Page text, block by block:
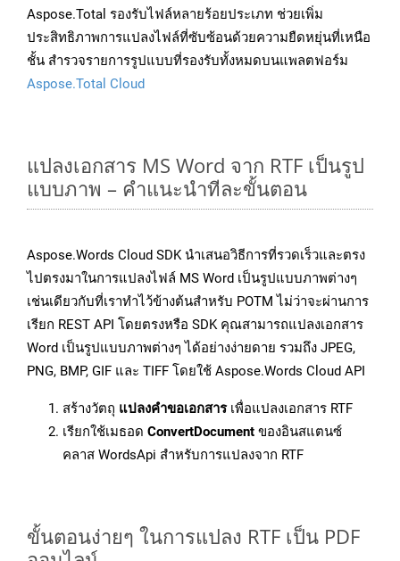
Aspose.Total รองรับไฟล์หลายร้อยประเภท ช่วยเพิ่ม
ประสิทธิภาพการแปลงไฟล์ที่ซับซ้อนด้วยความยืดหยุ่นที่เหนือ
ชั้น สำรวจรายการรูปแบบที่รองรับทั้งหมดบนแพลตฟอร์ม
Aspose.Total Cloud
แปลงเอกสาร MS Word จาก RTF เป็นรูป
แบบภาพ – คำแนะนำทีละขั้นตอน
Aspose.Words Cloud SDK นำเสนอวิธีการที่รวดเร็วและตรง
ไปตรงมาในการแปลงไฟล์ MS Word เป็นรูปแบบภาพต่างๆ
เช่นเดียวกับที่เราทำไว้ข้างต้นสำหรับ POTM ไม่ว่าจะผ่านการ
เรียก REST API โดยตรงหรือ SDK คุณสามารถแปลงเอกสาร
Word เป็นรูปแบบภาพต่างๆ ได้อย่างง่ายดาย รวมถึง JPEG,
PNG, BMP, GIF และ TIFF โดยใช้ Aspose.Words Cloud API
สร้างวัตถุ แปลงคำขอเอกสารเพื่อแปลงเอกสาร RTF
เรียกใช้เมธอด ConvertDocument ของอินสแตนซ์
คลาส WordsApi สำหรับการแปลงจาก RTF
ขั้นตอนง่ายๆ ในการแปลง RTF เป็น PDF